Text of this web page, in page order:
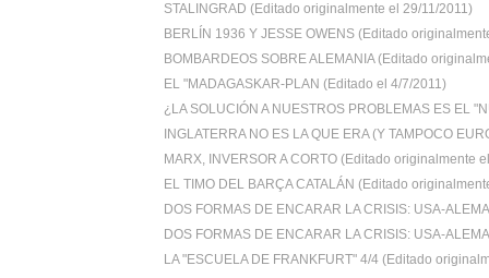
STALINGRAD (Editado originalmente el 29/11/2011)
BERLÍN 1936 Y JESSE OWENS (Editado
BOMBARDEOS SOBRE ALEMANIA (Editado
EL "MADAGASKAR-PLAN (Editado el 4/7/2011)
¿LA SOLUCIÓN A NUESTROS PROBLEMAS ES EL
INGLATERRA NO ES LA QUE ERA (Y TAMPOCO
MARX, INVERSOR A CORTO (Editado originalmente
EL TIMO DEL BARÇA CATALÁN (Editado
DOS FORMAS DE ENCARAR LA CRISIS: USA-
DOS FORMAS DE ENCARAR LA CRISIS: USA-
LA "ESCUELA DE FRANKFURT" 4/4 (Editado